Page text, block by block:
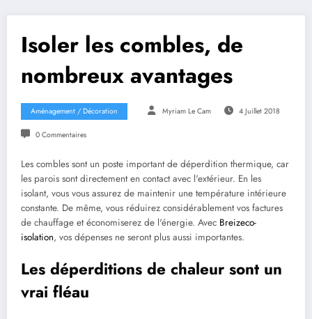
Isoler les combles, de
nombreux avantages
Aménagement / Décoration Myriam Le Cam 4 Juillet 2018
0 Commentaires
Les combles sont un poste important de déperdition thermique, car
les parois sont directement en contact avec l'extérieur. En les
isolant, vous vous assurez de maintenir une température intérieure
constante. De même, vous réduirez considérablement vos factures
de chauffage et économiserez de l'énergie. Avec Breizeco-
isolation, vos dépenses ne seront plus aussi importantes.
Les déperditions de chaleur sont un
vrai fléau